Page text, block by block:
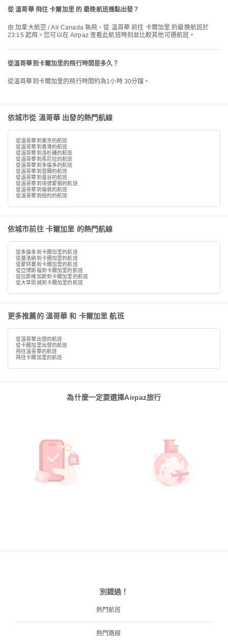
從 溫哥華 飛往 卡爾加里 的 最晚航班幾點出發？
由 加拿大航空 / Air Canada 執飛、從 溫哥華 前往 卡爾加里 的最晚航班於
23:15 起飛。您可以在 Airpaz 查看此航班時刻並比較其他可選航班。
從溫哥華到卡爾加里的飛行時間是多久？
從溫哥華到卡爾加里的飛行時間約為1小時 30分鐘。
依城市從 溫哥華 出發的熱門航線
從溫哥華到東京的航班
從溫哥華到香港的航班
從溫哥華到洛杉磯的航班
從溫哥華到馬尼拉的航班
從溫哥華到多倫多的航班
從溫哥華到首爾的航班
從溫哥華到曼谷的航班
從溫哥華到埃德蒙頓的航班
從溫哥華到倫敦的航班
從溫哥華到紐約的航班
依城市前往 卡爾加里 的熱門航線
從多倫多到卡爾加里的航班
從基洛納到卡爾加里的航班
從蒙特婁到卡爾加里的航班
從亞博斯福到卡爾加里的航班
從拉斯維加斯到卡爾加里的航班
從大草原城到卡爾加里的航班
更多推薦的 溫哥華 和 卡爾加里 航班
從溫哥華出發的航班
從卡爾加里出發的航班
飛往溫哥華的航班
飛往卡爾加里的航班
為什麼一定要選擇Airpaz旅行
別錯過！
熱門航班
熱門路線